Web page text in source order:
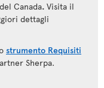
Canada. Visita il
dettagli
strumento Requisiti
Sherpa.